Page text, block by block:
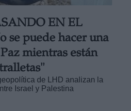
EN EL
puede hacer una
mientras están
de LHD analizan la
Israel y Palestina